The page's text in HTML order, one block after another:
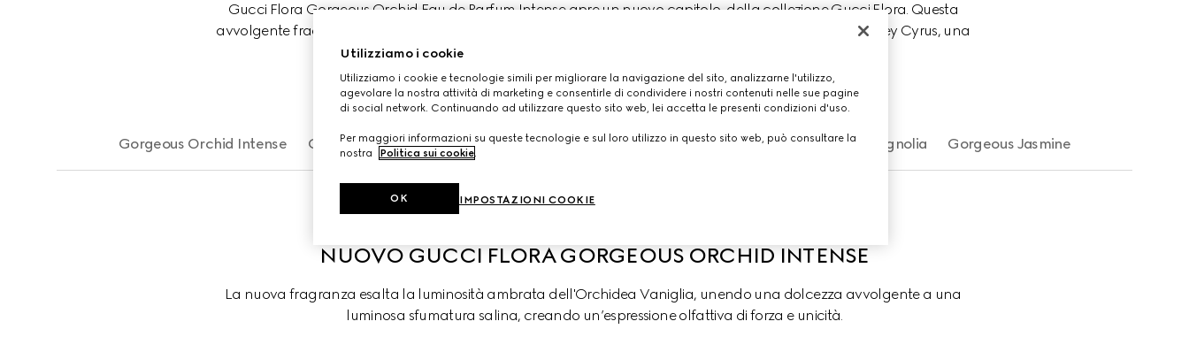
Gucci Flora Gorgeous Orchid Eau de Parfum Intense apre un nuovo capitolo  della collezione Gucci Flora. Questa
avvolgente fragranza è perfettamente rappresentata dallo spirito libero e dalla versatilità creativa di Miley Cyrus, una
delle artiste più celebri e carismatiche del nostro tempo.
Gorgeous Orchid Intense Gorgeous Orchid Gorgeus Gardenia Intense Gorgeous Gardenia Gorgeous Magnolia Gorgeous Jasmine
NUOVO GUCCI FLORA GORGEOUS ORCHID INTENSE
La nuova fragranza esalta la luminosità ambrata dell'Orchidea Vaniglia, unendo una dolcezza avvolgente a una
luminosa sfumatura salina, creando un’espressione olfattiva di forza e unicità.
Utilizziamo i cookie
Utilizziamo i cookie e tecnologie simili per migliorare la navigazione del sito, analizzarne l'utilizzo,
agevolare la nostra attività di marketing e consentirle di condividere i nostri contenuti nelle sue pagine
di social network. Continuando ad utilizzare questo sito web, lei accetta le presenti condizioni d'uso.
Per maggiori informazioni su queste tecnologie e sul loro utilizzo in questo sito web, può consultare la
nostra
Politica sui cookie
IMPOSTAZIONI COOKIE
OK